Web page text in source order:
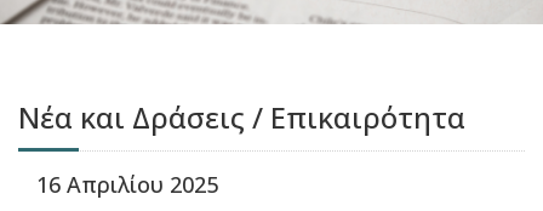
Νέα και Δράσεις / Επικαιρότητα
16 Απριλίου 2025